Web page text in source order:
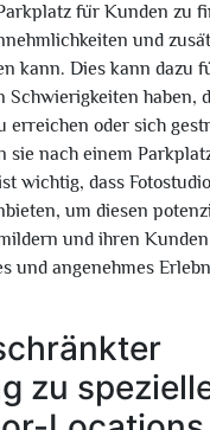
für Kunden zu
und
kann. Dies kann dazu
Schwierigkeiten haben,
erreichen oder sich
sie nach einem
wichtig, dass
um diesen
und ihren
und angenehmes
zu